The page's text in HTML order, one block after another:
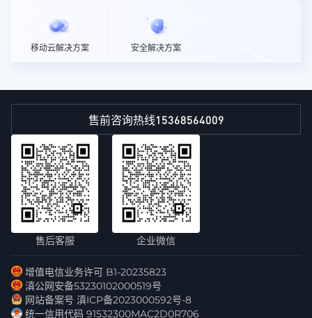
移动云解决方案 安全解决方案
售前咨询热线15368564009
售后客服 企业微信
增值电信业务许可 B1-20235823
滇公网安备53230102000519号
网站备案号 滇ICP备2023000592号-8
统一信用代码 91532300MAC2D0R706